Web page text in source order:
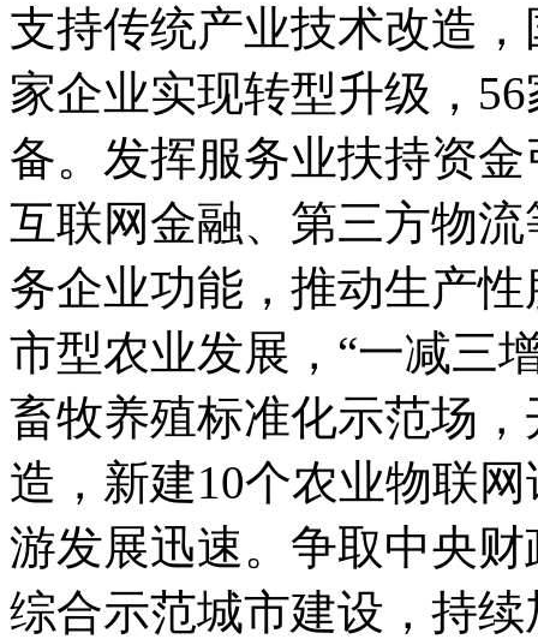
支持传统产业技术改造
家企业实现转型升级，
备。发挥服务业扶持资
互联网金融、第三方物
务企业功能，推动生产
市型农业发展，“一减三
畜牧养殖标准化示范场
造，新建10个农业物联
游发展迅速。争取中央
综合示范城市建设，持